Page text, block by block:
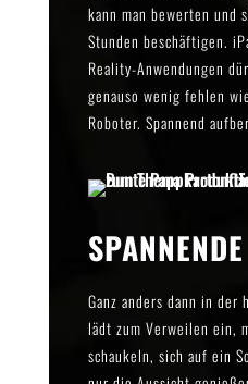
kann man bewerten und
Stunden beschäftigen.
Reality-Anwendungen
genauso wenig fehlen
Roboter. Spannend
Ganz anders dann in der
lädt zum Verweilen ein,
schaukeln, sich auf ein